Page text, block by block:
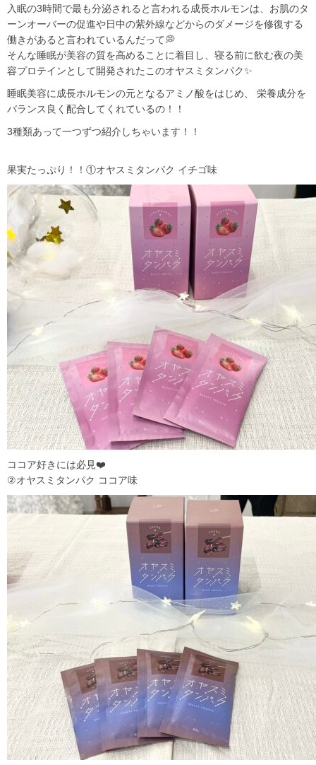
入眠の3時間で最も分泌されると言われる成長ホルモンは、お肌のタ
ーンオーバーの促進や日中の紫外線などからのダメージを修復する
働きがあると言われているんだって💭
そんな睡眠が美容の質を高めることに着目し、寝る前に飲む夜の美
容プロテインとして開発されたこのオヤスミタンパク✨
睡眠美容に成長ホルモンの元となるアミノ酸をはじめ、 栄養成分を
バランス良く配合してくれているの！！
3種類あって一つずつ紹介しちゃいます！！
果実たっぷり！！①オヤスミタンパク イチゴ味
ココア好きには必見❤️
②オヤスミタンパク ココア味